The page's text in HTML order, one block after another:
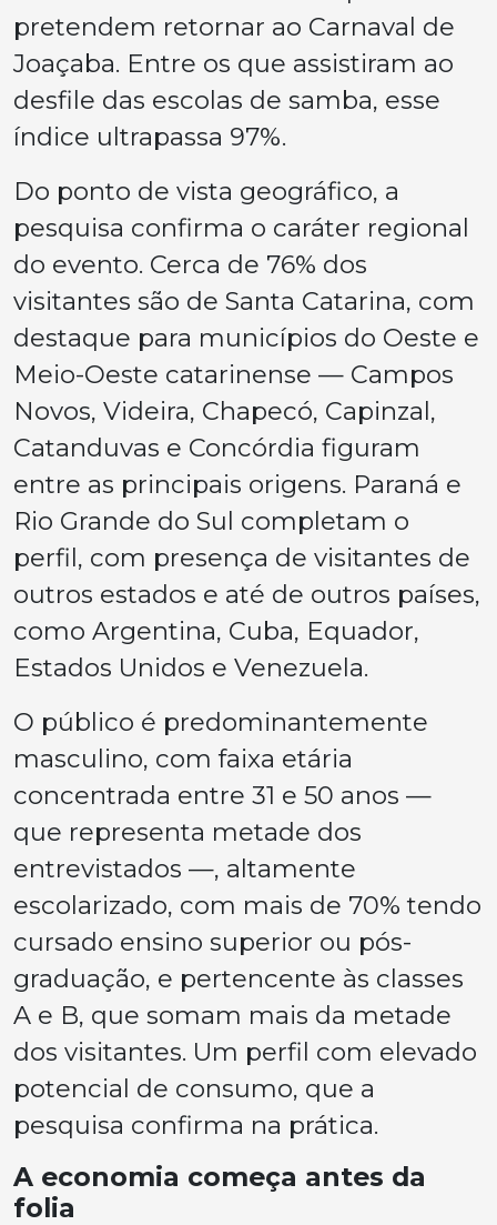
pretendem retornar ao Carnaval de
Joaçaba. Entre os que assistiram ao
desfile das escolas de samba, esse
índice ultrapassa 97%.
Do ponto de vista geográfico, a
pesquisa confirma o caráter regional
do evento. Cerca de 76% dos
visitantes são de Santa Catarina, com
destaque para municípios do Oeste e
Meio-Oeste catarinense — Campos
Novos, Videira, Chapecó, Capinzal,
Catanduvas e Concórdia figuram
entre as principais origens. Paraná e
Rio Grande do Sul completam o
perfil, com presença de visitantes de
outros estados e até de outros países,
como Argentina, Cuba, Equador,
Estados Unidos e Venezuela.
O público é predominantemente
masculino, com faixa etária
concentrada entre 31 e 50 anos —
que representa metade dos
entrevistados —, altamente
escolarizado, com mais de 70% tendo
cursado ensino superior ou pós-
graduação, e pertencente às classes
A e B, que somam mais da metade
dos visitantes. Um perfil com elevado
potencial de consumo, que a
pesquisa confirma na prática.
A economia começa antes da
folia